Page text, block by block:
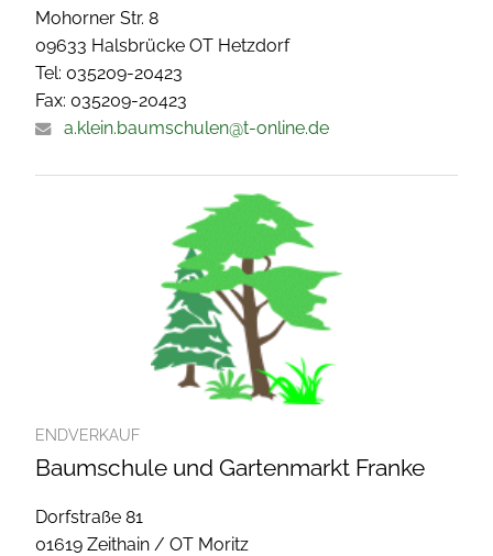
Mohorner Str. 8
09633 Halsbrücke OT Hetzdorf
Tel: 035209-20423
Fax: 035209-20423
a.klein.baumschulen@t-online.de
ENDVERKAUF
Baumschule und Gartenmarkt Franke
Dorfstraße 81
01619 Zeithain / OT Moritz